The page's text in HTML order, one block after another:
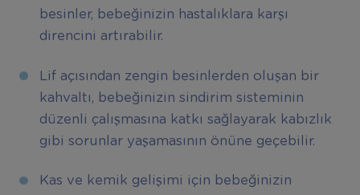
besinler, bebeğinizin hastalıklara karşı
direncini artırabilir.
Lif açısından zengin besinlerden oluşan bir
kahvaltı, bebeğinizin sindirim sisteminin
düzenli çalışmasına katkı sağlayarak kabızlık
gibi sorunlar yaşamasının önüne geçebilir.
Kas ve kemik gelişimi için bebeğinizin